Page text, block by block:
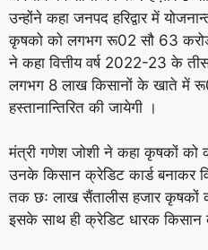
उन्होंने कहा जनपद हरिद्वार में
कृषको को लगभग रू02 सौ 63 करोड़
ने कहा वित्तीय वर्ष 2022-23 के
लगभग 8 लाख किसानों के खाते में
हस्तानान्तिरित की जायेगी ।
मंत्री गणेश जोशी ने कहा कृषकों को
उनके किसान क्रेडिट कार्ड बनाकर
तक छः लाख सैंतालीस हजार कृषकों
इसके साथ ही क्रेडिट धारक किसान